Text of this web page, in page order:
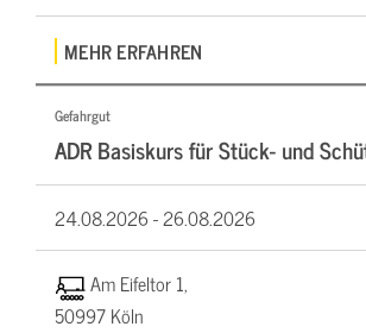
MEHR ERFAHREN
Gefahrgut
ADR Basiskurs für Stück- und
24.08.2026 -26.08.2026
Am Eifeltor 1,
50997 Köln